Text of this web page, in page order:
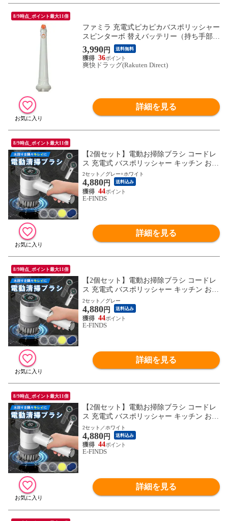
8/9時点_ポイント最大11倍
ファミラ 充電式ピカピカバスポリッシャー
スピンターボ 替えバッテリー（持ち手部）
（１個）
3,990円 送料無料
36
爽快ドラッグ(Rakuten Direct)
詳細を見る
8/9時点_ポイント最大11倍
【2個セット】電動お掃除ブラシ コードレ
ス 充電式 バスポリッシャー キッチン お風
呂 シンク 洗面台 掃除 強力 軽量 コンパク
ト デジタル残量表示 アタッチメント4種
窓掃除 浴室 水回り タイル 鍋 換気扇 汚れ
落とし 電動ブラシ ハンディブラシ ホワイ
2セット／グレー+ホワイト
4,880円 送料込み
44
E-FINDS
詳細を見る
8/9時点_ポイント最大11倍
【2個セット】電動お掃除ブラシ コードレ
ス 充電式 バスポリッシャー キッチン お風
呂 シンク 洗面台 掃除 強力 軽量 コンパク
ト デジタル残量表示 アタッチメント4種
窓掃除 浴室 水回り タイル 鍋 換気扇 汚れ
落とし 電動ブラシ ハンディブラシ ホワイ
2セット／グレー
4,880円 送料込み
44
E-FINDS
詳細を見る
8/9時点_ポイント最大11倍
【2個セット】電動お掃除ブラシ コードレ
ス 充電式 バスポリッシャー キッチン お風
呂 シンク 洗面台 掃除 強力 軽量 コンパク
ト デジタル残量表示 アタッチメント4種
窓掃除 浴室 水回り タイル 鍋 換気扇 汚れ
落とし 電動ブラシ ハンディブラシ ホワイ
2セット／ホワイト
4,880円 送料込み
44
E-FINDS
詳細を見る